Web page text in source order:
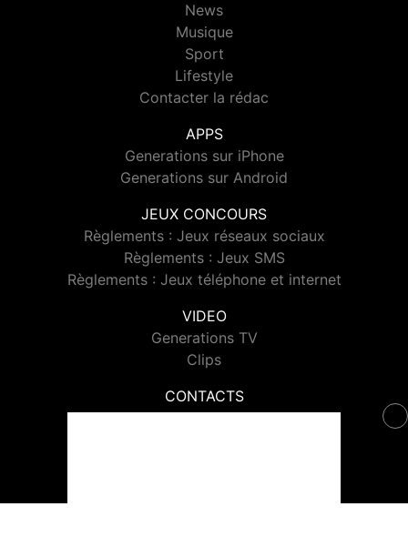
News
Musique
Sport
Lifestyle
Contacter la rédac
APPS
Generations sur iPhone
Generations sur Android
JEUX CONCOURS
Règlements : Jeux réseaux sociaux
Règlements : Jeux SMS
Règlements : Jeux téléphone et internet
VIDEO
Generations TV
Clips
CONTACTS
Contacter Generations